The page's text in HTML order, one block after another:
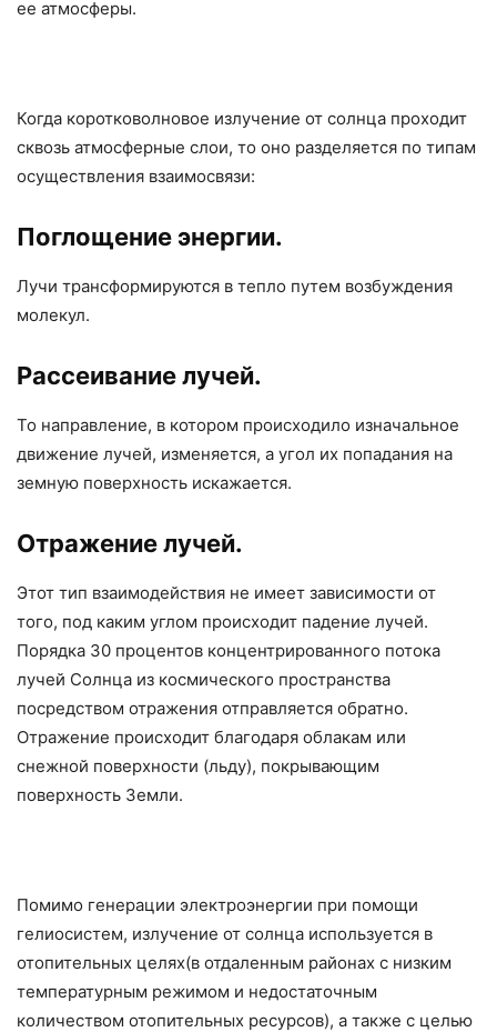
ее атмосферы.
Когда коротковолновое излучение от солнца проходит
сквозь атмосферные слои, то оно разделяется по типам
осуществления взаимосвязи:
Поглощение энергии.
Лучи трансформируются в тепло путем возбуждения
молекул.
Рассеивание лучей.
То направление, в котором происходило изначальное
движение лучей, изменяется, а угол их попадания на
земную поверхность искажается.
Отражение лучей.
Этот тип взаимодействия не имеет зависимости от
того, под каким углом происходит падение лучей.
Порядка 30 процентов концентрированного потока
лучей Солнца из космического пространства
посредством отражения отправляется обратно.
Отражение происходит благодаря облакам или
снежной поверхности (льду), покрывающим
поверхность Земли.
Помимо генерации электроэнергии при помощи
гелиосистем, излучение от солнца используется в
отопительных целях(в отдаленным районах с низким
температурным режимом и недостаточным
количеством отопительных ресурсов), а также с целью